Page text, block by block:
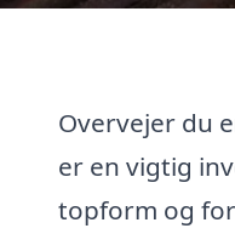
Overvejer du
er en vigtig
topform og